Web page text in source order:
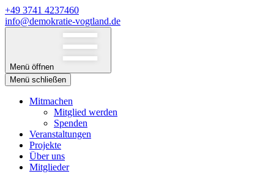
+49 3741 4237460
info@demokratie-vogtland.de
Menü öffnen
Menü schließen
Mitmachen
Mitglied werden
Spenden
Veranstaltungen
Projekte
Über uns
Mitglieder